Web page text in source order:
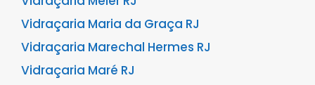
Vidraçaria Maria da Graça RJ
Vidraçaria Marechal Hermes RJ
Vidraçaria Maré RJ